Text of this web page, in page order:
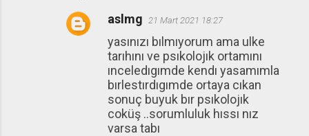
aslmg 21 Mart 2021 18:27
yasınızı bılmıyorum ama ulke
tarıhını ve psıkolojık ortamını
ınceledıgımde kendı yasamımla
bırlestırdıgımde ortaya cıkan
sonuç buyuk bır psıkolojık
coküş ..sorumluluk hıssı nız
varsa tabı